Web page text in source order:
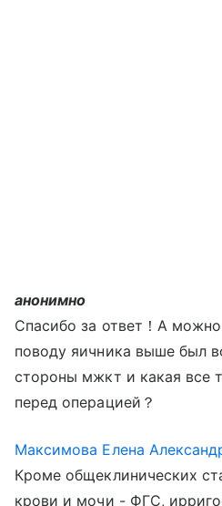
анонимно
Спасибо за ответ！А
поводу яичника выше был
стороны мжкт и какая все
перед операцией？
Максимова Елена
Кроме общеклинических
крови и мочи - ФГС,